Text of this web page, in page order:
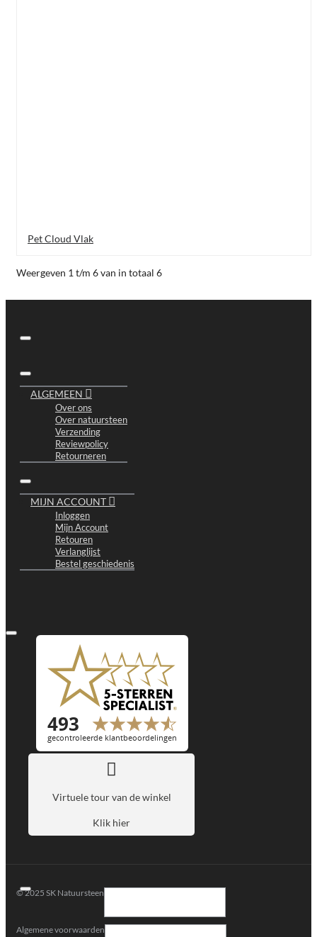
Pet Cloud Vlak
Weergeven 1 t/m 6 van in totaal 6
ALGEMEEN
Over ons
Over natuursteen
Verzending
Reviewpolicy
Retourneren
MIJN ACCOUNT
Inloggen
Mijn Account
Retouren
Verlanglijst
Bestel geschiedenis
Virtuele tour van de winkel
Klik hier
© 2025 SK Natuursteen
Algemene voorwaarden